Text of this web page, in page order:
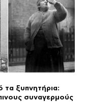
τα ξυπνητήρια:
συναγερμούς